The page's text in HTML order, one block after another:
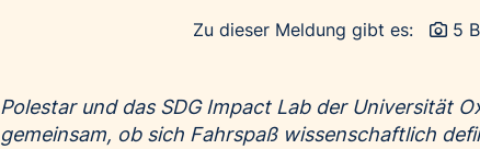
Zu dieser Meldung gibt es: 5
Polestar und das SDG Impact Lab der Universität
gemeinsam, ob sich Fahrspaß wissenschaftlich